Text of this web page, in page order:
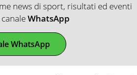
news di sport, risultati ed eventi
WhatsApp
WhatsApp